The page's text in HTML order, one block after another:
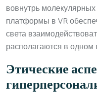
вовнутрь
платформы в VR
света
располагаются в
Этические